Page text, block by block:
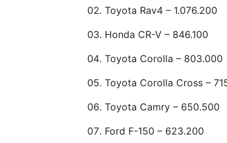
Toyota Rav4 – 1.076.200
Honda CR-V – 846.100
Toyota Corolla – 803.000
Toyota Corolla Cross –
Toyota Camry – 650.500
Ford F-150 – 623.200